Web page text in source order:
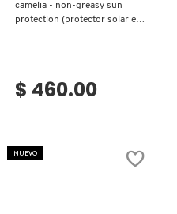
camelia - non-greasy sun
protection (protector solar en
$ 460.00
NUEVO